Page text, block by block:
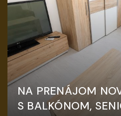
NA PRENÁJOM
S BALKÓNOM,